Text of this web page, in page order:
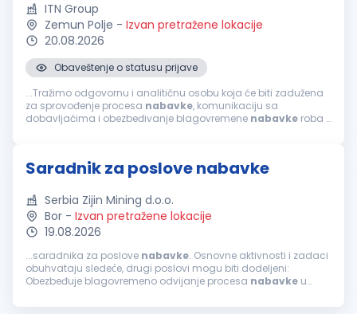
ITN Group
Zemun Polje - Izvan pretražene lokacije
20.08.2026
Obaveštenje o statusu prijave
...Tražimo odgovornu i analitičnu osobu koja će biti zadužena
za sprovođenje procesa nabavke, komunikaciju sa
dobavljačima i obezbeđivanje blagovremene nabavke roba i
Saradnik za poslove nabavke
Serbia Zijin Mining d.o.o.
Bor - Izvan pretražene lokacije
19.08.2026
...saradnika za poslove nabavke. Osnovne aktivnosti i zadaci
obuhvataju sledeće, drugi poslovi mogu biti dodeljeni:
Obezbeđuje blagovremeno odvijanje procesa nabavke u
nabavke